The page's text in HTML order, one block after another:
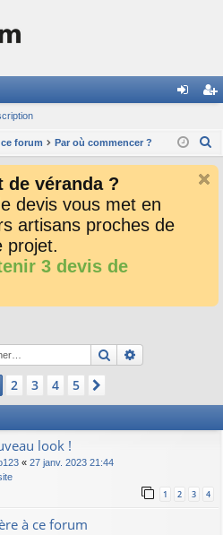
ne cri
forum Par où commencer ?
de véranda ?
devis vous met en
artisans proches de
projet.
3 devis de
Rechercher
2 3 4 5
look !
« 27 janv. 2023 21:44
1 2 3 4
à ce forum